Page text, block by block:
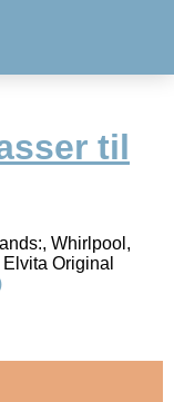
til
Whirlpool,
Original